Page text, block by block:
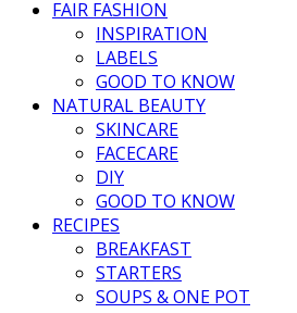
FAIR FASHION
INSPIRATION
LABELS
GOOD TO KNOW
NATURAL BEAUTY
SKINCARE
FACECARE
DIY
GOOD TO KNOW
RECIPES
BREAKFAST
STARTERS
SOUPS & ONE POT